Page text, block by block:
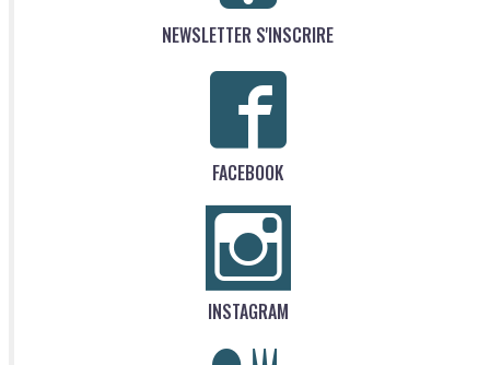
NEWSLETTER S'INSCRIRE
FACEBOOK
INSTAGRAM